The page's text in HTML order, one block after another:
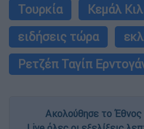
Τουρκία
Κεμάλ
ειδήσεις τώρα
Ρετζέπ Ταγίπ
Ακολούθησε το